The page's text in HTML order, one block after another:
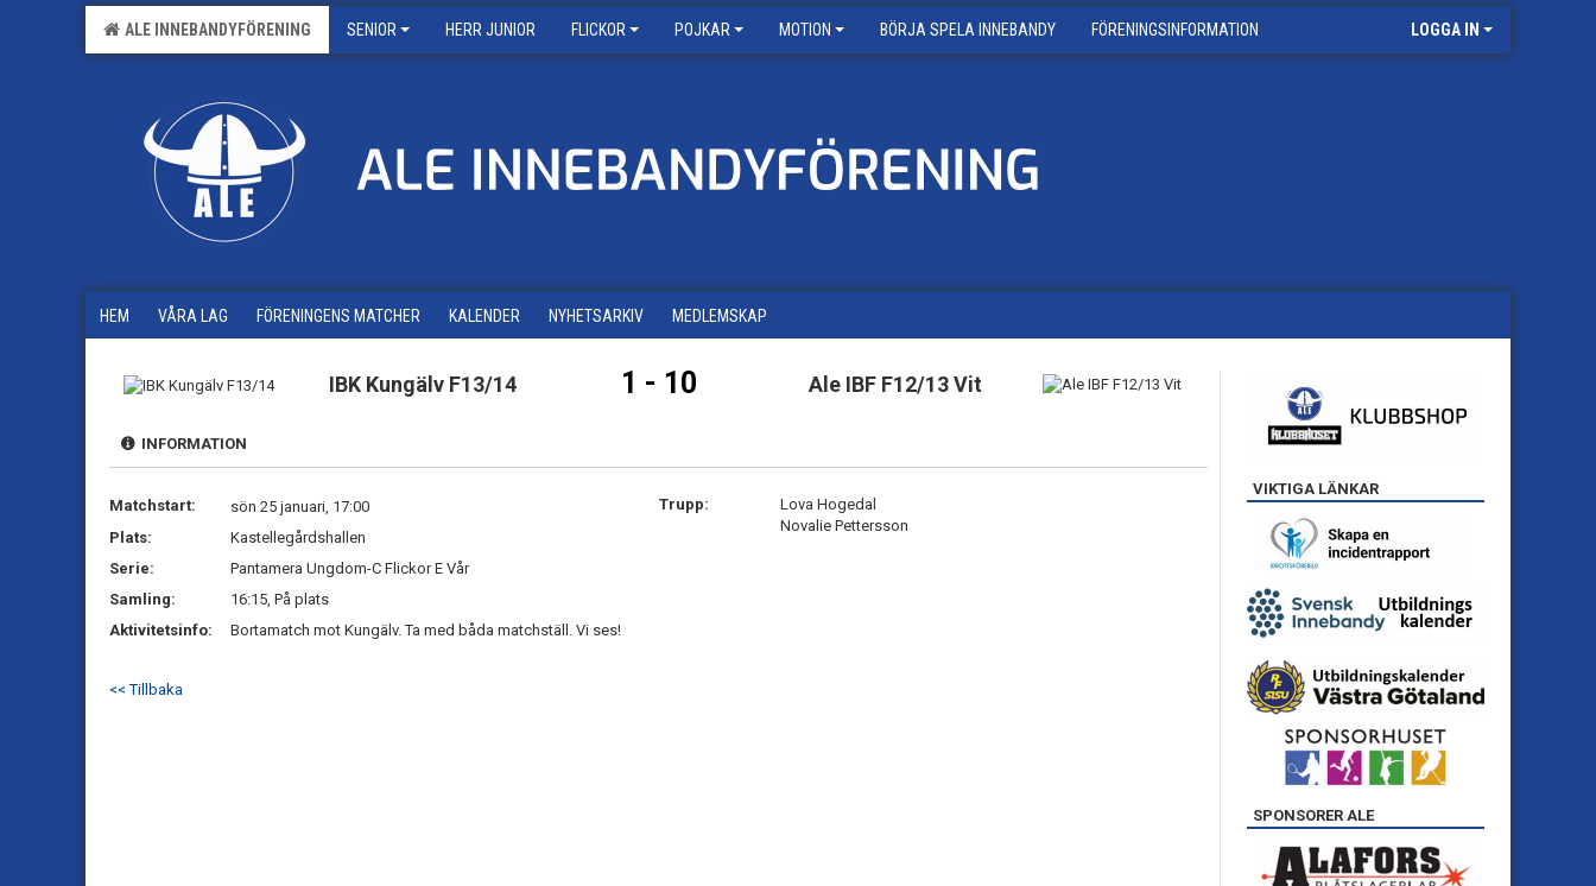
ALE INNEBANDYFÖRENING SENIOR HERR JUNIOR FLICKOR POJKAR MOTION BÖRJA SPELA INNEBANDY FÖRENINGSINFORMATION LOGGA IN
HEM VÅRA LAG FÖRENINGENS MATCHER KALENDER NYHETSARKIV MEDLEMSKAP
IBK Kungälv F13/14 1 - 10 Ale IBF F12/13 Vit
INFORMATION
Matchstart:
sön 25 januari, 17:00
Plats:
Kastellegårdshallen
Serie:
Pantamera Ungdom-C Flickor E Vår
Samling:
16:15, På plats
Aktivitetsinfo:
Bortamatch mot Kungälv. Ta med båda matchställ. Vi ses!
Trupp:
Lova Hogedal
Novalie Pettersson
<< Tillbaka
VIKTIGA LÄNKAR
SPONSORER ALE